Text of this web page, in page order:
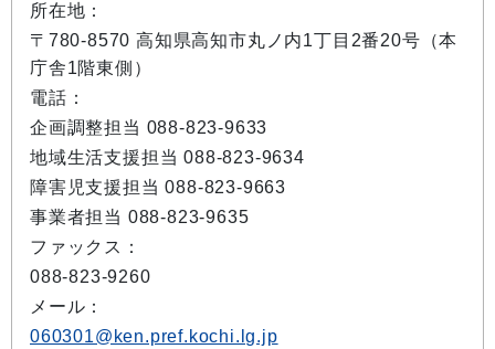
所在地：
〒780-8570 高知県高知市丸ノ内1丁目2番20号（本
庁舎1階東側）
電話：
企画調整担当 088-823-9633
地域生活支援担当 088-823-9634
障害児支援担当 088-823-9663
事業者担当 088-823-9635
ファックス：
088-823-9260
メール：
060301@ken.pref.kochi.lg.jp